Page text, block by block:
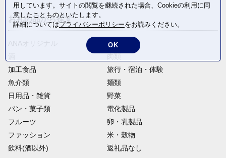
お礼の品から探す
定期便
加工食品
旅行・宿泊・体験
魚介類
麺類
日用品・雑貨
野菜
パン・菓子類
電化製品
フルーツ
卵・乳製品
ファッション
米・穀物
飲料(酒以外)
返礼品なし
用しています。サイトの閲覧を継続された場合、Cookieの利用に同
意したことものといたします。
詳細についてはプライバシーポリシーをお読みください。
OK